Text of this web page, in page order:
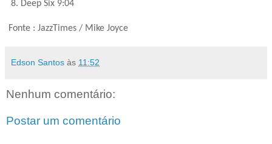
8. Deep Six 9:04
Fonte : JazzTimes / Mike Joyce
Edson Santos às 11:52
Nenhum comentário:
Postar um comentário